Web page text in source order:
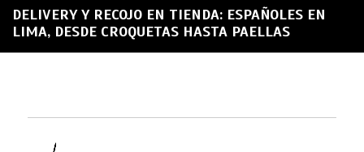
DELIVERY Y RECOJO EN TIENDA: ESPAÑOLES EN
LIMA, DESDE CROQUETAS HASTA PAELLAS